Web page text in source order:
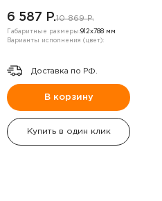
6 587 P.10 869 P.
Габаритные размеры:912х788 мм
Варианты исполнения (цвет):
Доставка по РФ.
В корзину
Купить в один клик